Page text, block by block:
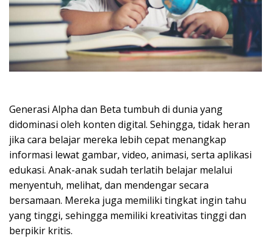
Generasi Alpha dan Beta tumbuh di dunia yang
didominasi oleh konten digital. Sehingga, tidak heran
jika cara belajar mereka lebih cepat menangkap
informasi lewat gambar, video, animasi, serta aplikasi
edukasi. Anak-anak sudah terlatih belajar melalui
menyentuh, melihat, dan mendengar secara
bersamaan. Mereka juga memiliki tingkat ingin tahu
yang tinggi, sehingga memiliki kreativitas tinggi dan
berpikir kritis.